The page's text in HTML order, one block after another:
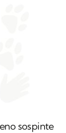
sospinte